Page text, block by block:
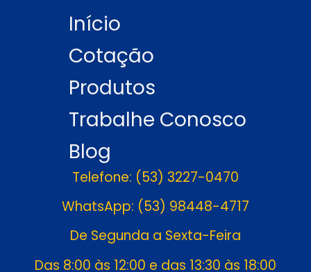
Início
Cotação
Produtos
Trabalhe Conosco
Blog
Telefone: (53) 3227-0470
WhatsApp: (53) 98448-4717
De Segunda a Sexta-Feira
Das 8:00 às 12:00 e das 13:30 às 18:00